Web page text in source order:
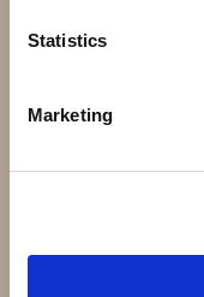
Statistics
Marketing